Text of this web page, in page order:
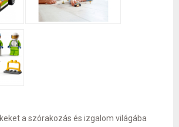
a szórakozás és izgalom világába